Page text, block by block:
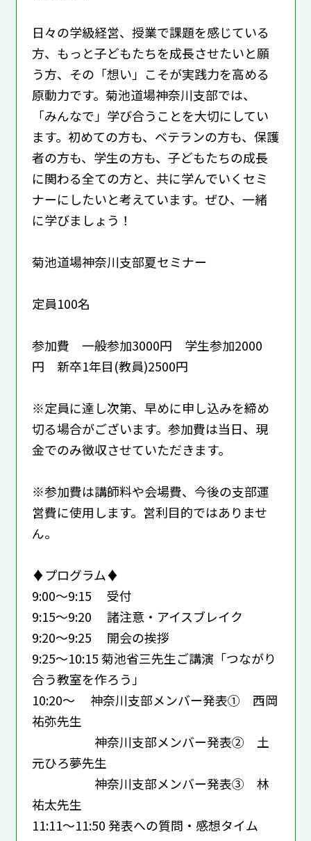
日々の学級経営、授業で課題を感じている
方、もっと子どもたちを成長させたいと願
う方、その「想い」こそが実践力を高める
原動力です。菊池道場神奈川支部では、
「みんなで」学び合うことを大切にしてい
ます。初めての方も、ベテランの方も、保護
者の方も、学生の方も、子どもたちの成長
に関わる全ての方と、共に学んでいくセミ
ナーにしたいと考えています。ぜひ、一緒
に学びましょう！
菊池道場神奈川支部夏セミナー
定員100名
参加費 一般参加3000円 学生参加2000
円 新卒1年目(教員)2500円
※定員に達し次第、早めに申し込みを締め
切る場合がございます。参加費は当日、現
金でのみ徴収させていただきます。
※参加費は講師料や会場費、今後の支部運
営費に使用します。営利目的ではありませ
ん。
♦プログラム♦
9:00～9:15 受付
9:15～9:20 諸注意・アイスブレイク
9:20～9:25 開会の挨拶
9:25～10:15 菊池省三先生ご講演「つながり
合う教室を作ろう」
10:20～ 神奈川支部メンバー発表① 西岡
祐弥先生
神奈川支部メンバー発表② 土
元ひろ夢先生
神奈川支部メンバー発表③ 林
祐太先生
11:11～11:50 発表への質問・感想タイム